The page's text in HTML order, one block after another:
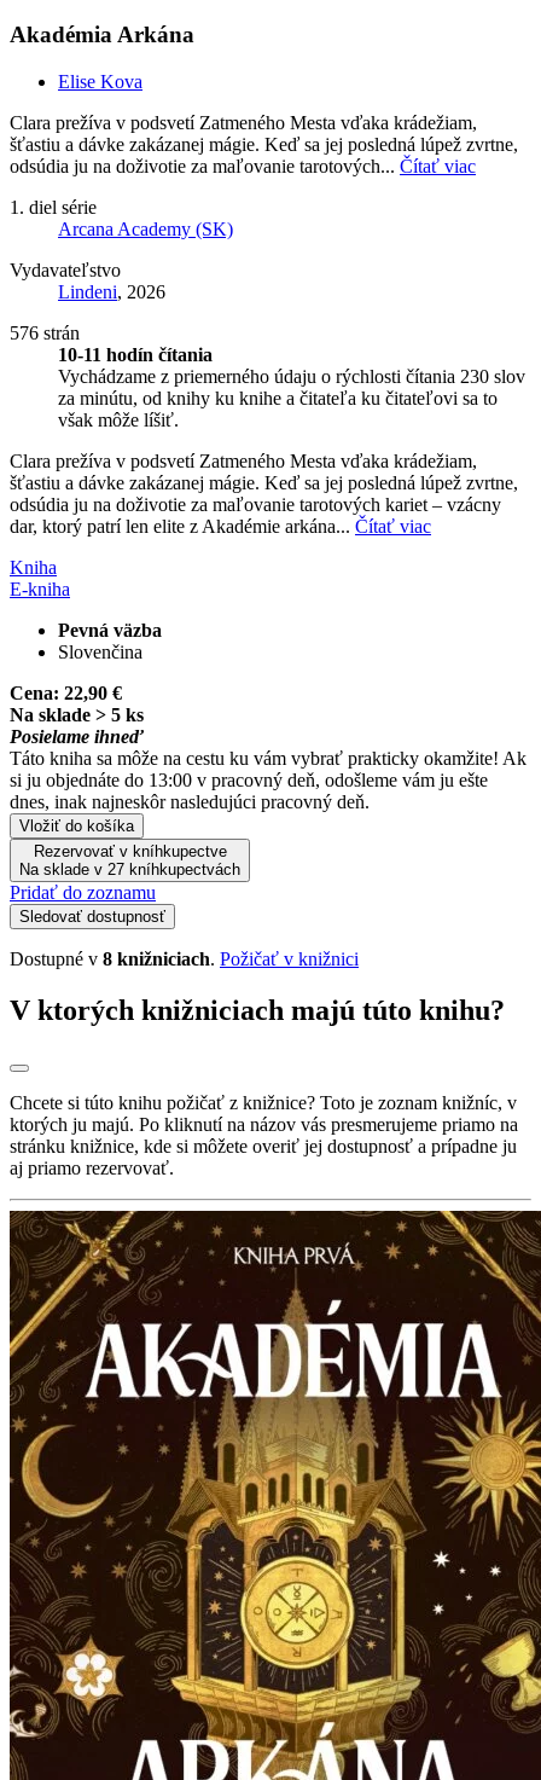
Akadémia Arkána
Elise Kova
Clara prežíva v podsvetí Zatmeného Mesta vďaka krádežiam,
šťastiu a dávke zakázanej mágie. Keď sa jej posledná lúpež zvrtne,
odsúdia ju na doživotie za maľovanie tarotových... Čítať viac
1. diel série
Arcana Academy (SK)
Vydavateľstvo
Lindeni, 2026
576 strán
10-11 hodín čítania
Vychádzame z priemerného údaju o rýchlosti čítania 230 slov
za minútu, od knihy ku knihe a čitateľa ku čitateľovi sa to
však môže líšiť.
Clara prežíva v podsvetí Zatmeného Mesta vďaka krádežiam,
šťastiu a dávke zakázanej mágie. Keď sa jej posledná lúpež zvrtne,
odsúdia ju na doživotie za maľovanie tarotových kariet – vzácny
dar, ktorý patrí len elite z Akadémie arkána... Čítať viac
Kniha
E-kniha
Pevná väzba
Slovenčina
Cena: 22,90 €
Na sklade > 5 ks
Posielame ihneď
Táto kniha sa môže na cestu ku vám vybrať prakticky okamžite! Ak
si ju objednáte do 13:00 v pracovný deň, odošleme vám ju ešte
dnes, inak najneskôr nasledujúci pracovný deň.
Vložiť do košíka
Rezervovať v kníhkupectve
Na sklade v 27 kníhkupectvách
Pridať do zoznamu
Sledovať dostupnosť
Dostupné v 8 knižniciach. Požičať v knižnici
V ktorých knižniciach majú túto knihu?
Chcete si túto knihu požičať z knižnice? Toto je zoznam knižníc, v
ktorých ju majú. Po kliknutí na názov vás presmerujeme priamo na
stránku knižnice, kde si môžete overiť jej dostupnosť a prípadne ju
aj priamo rezervovať.